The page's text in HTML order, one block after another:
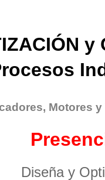
Motores
Diseña y